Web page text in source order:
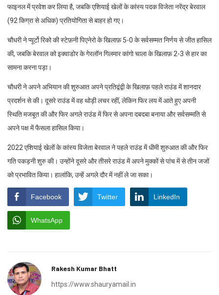
थाईलैंड(बैंकॉक),गुरुवार 30 मई 2024
मौजूदा राष्ट्रीय चैंपियन अरुंधति चौधरी ने अपना शानदार प्रदर्शन जारी रखते हुए बुधवार
को यहां दूसरे मुक्केबाजी विश्व ओलंपिक क्वालीफायर में 66 किग्रा वर्ग के प्री-क्वार्टर
(92 किग्रा से अधिक) प्रतियोगिता से बाहर हो गए।
चौधरी ने प्यूर्टो रिको की स्टेफ़नी पिएनेरो के खिलाफ़ 5-0 के सर्वसम्मत निर्णय से जीत हासिल
सामना करना पड़ा।
चौधरी ने अपने अभियान की शुरुआत अपने प्रतिद्वंद्वी के खिलाफ़ पहले राउंड में शानदार
2022 एशियाई खेलों के कांस्य विजेता बेरवाल ने पहले राउंड में धीमी शुरुआत की और फिर
गति पकड़नी शुरु की। उन्होंने दूसरे और तीसरे राउंड में अपने मुक्कों से पांच में से तीन जजों